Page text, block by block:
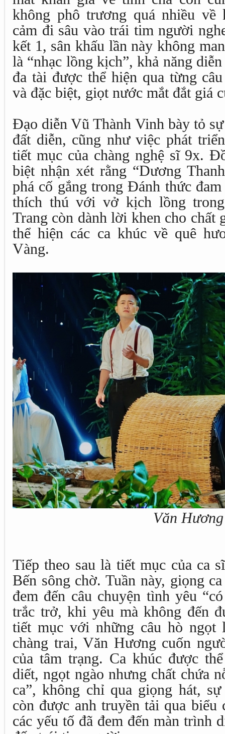
không phô trương quá nhiều về
cảm đi sâu vào trái tim người
kết 1, sân khấu lần này không
là “nhạc lồng kịch”, khả năng
đa tài được thể hiện qua từng
và đặc biệt, giọt nước mắt đắt giá
Đạo diễn Vũ Thành Vinh bày tỏ
đất diễn, cũng như việc phát
tiết mục của chàng nghệ sĩ 9x.
biệt nhận xét rằng “Dương
phá cố gắng trong Đánh thức
thích thú với vở kịch lồng
Trang còn dành lời khen cho chất
thể hiện các ca khúc về quê
Vàng.
Văn Hương
Tiếp theo sau là tiết mục của ca
Bến sông chờ. Tuần này, giọng
đem đến câu chuyện tình yêu
trắc trở, khi yêu mà không đến
tiết mục với những câu hò
chàng trai, Văn Hương cuốn
của tâm trạng. Ca khúc được
diết, ngọt ngào nhưng chất chứa
ca”, không chỉ qua giọng hát,
còn được anh truyền tải qua biểu
các yếu tố đã đem đến màn trình